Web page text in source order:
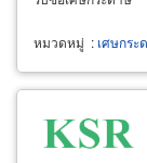
หมวดหมู่ : เศษกระ